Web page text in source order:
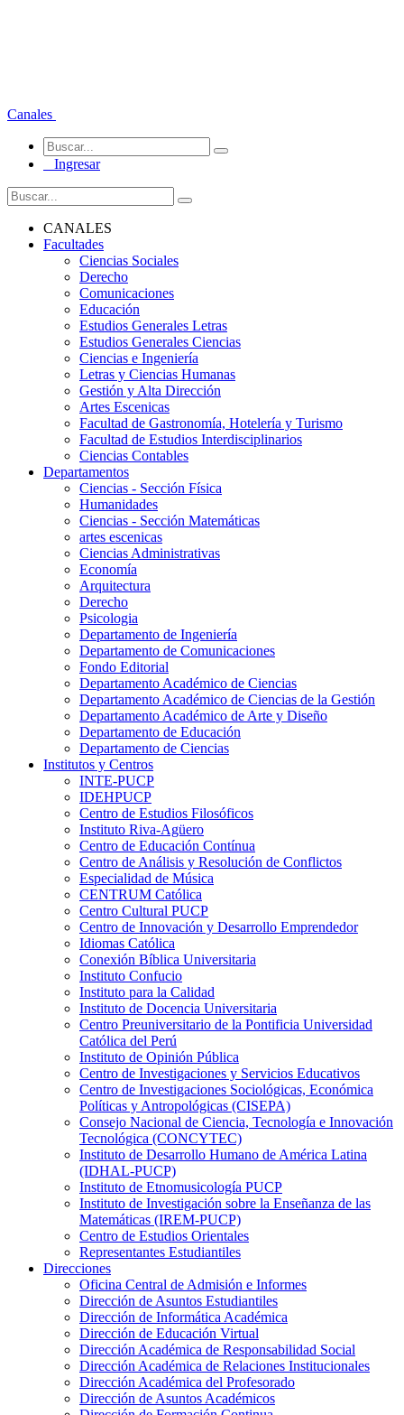
Canales
Ingresar
CANALES
Facultades
Ciencias Sociales
Derecho
Comunicaciones
Educación
Estudios Generales Letras
Estudios Generales Ciencias
Ciencias e Ingeniería
Letras y Ciencias Humanas
Gestión y Alta Dirección
Artes Escenicas
Facultad de Gastronomía, Hotelería y Turismo
Facultad de Estudios Interdisciplinarios
Ciencias Contables
Departamentos
Ciencias - Sección Física
Humanidades
Ciencias - Sección Matemáticas
artes escenicas
Ciencias Administrativas
Economía
Arquitectura
Derecho
Psicologia
Departamento de Ingeniería
Departamento de Comunicaciones
Fondo Editorial
Departamento Académico de Ciencias
Departamento Académico de Ciencias de la Gestión
Departamento Académico de Arte y Diseño
Departamento de Educación
Departamento de Ciencias
Institutos y Centros
INTE-PUCP
IDEHPUCP
Centro de Estudios Filosóficos
Instituto Riva-Agüero
Centro de Educación Contínua
Centro de Análisis y Resolución de Conflictos
Especialidad de Música
CENTRUM Católica
Centro Cultural PUCP
Centro de Innovación y Desarrollo Emprendedor
Idiomas Católica
Conexión Bíblica Universitaria
Instituto Confucio
Instituto para la Calidad
Instituto de Docencia Universitaria
Centro Preuniversitario de la Pontificia Universidad
Católica del Perú
Instituto de Opinión Pública
Centro de Investigaciones y Servicios Educativos
Centro de Investigaciones Sociológicas, Económica
Políticas y Antropológicas (CISEPA)
Consejo Nacional de Ciencia, Tecnología e Innovación
Tecnológica (CONCYTEC)
Instituto de Desarrollo Humano de América Latina
(IDHAL-PUCP)
Instituto de Etnomusicología PUCP
Instituto de Investigación sobre la Enseñanza de las
Matemáticas (IREM-PUCP)
Centro de Estudios Orientales
Representantes Estudiantiles
Direcciones
Oficina Central de Admisión e Informes
Dirección de Asuntos Estudiantiles
Dirección de Informática Académica
Dirección de Educación Virtual
Dirección Académica de Responsabilidad Social
Dirección Académica de Relaciones Institucionales
Dirección Académica del Profesorado
Dirección de Asuntos Académicos